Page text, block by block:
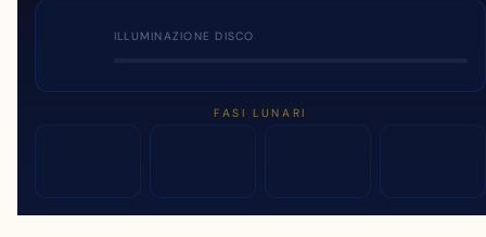
ILLUMINAZIONE DISCO
FASI LUNARI